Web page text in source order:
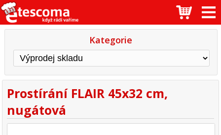
Kategorie
Prostírání FLAIR 45x32 cm,
nugátová